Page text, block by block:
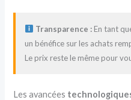
Transparence : En tant
un bénéfice sur les achats
Le prix reste le même pour
Les avancées